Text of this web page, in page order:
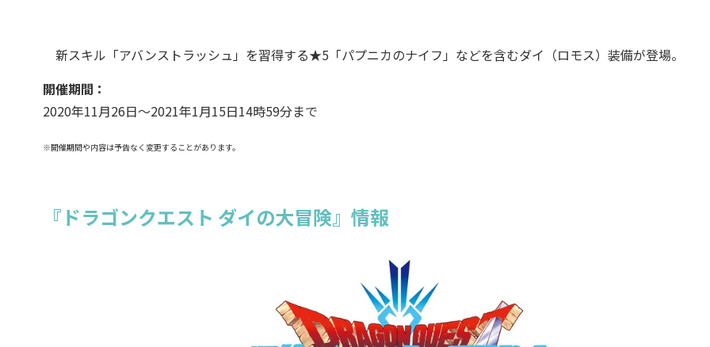
新スキル「アバンストラッシュ」を習得する★5「パプニカのナイフ」などを含むダイ（ロモス）装備が登場。
開催期間：
2020年11月26日～2021年1月15日14時59分まで
※開催期間や内容は予告なく変更することがあります。
『ドラゴンクエスト ダイの大冒険』情報